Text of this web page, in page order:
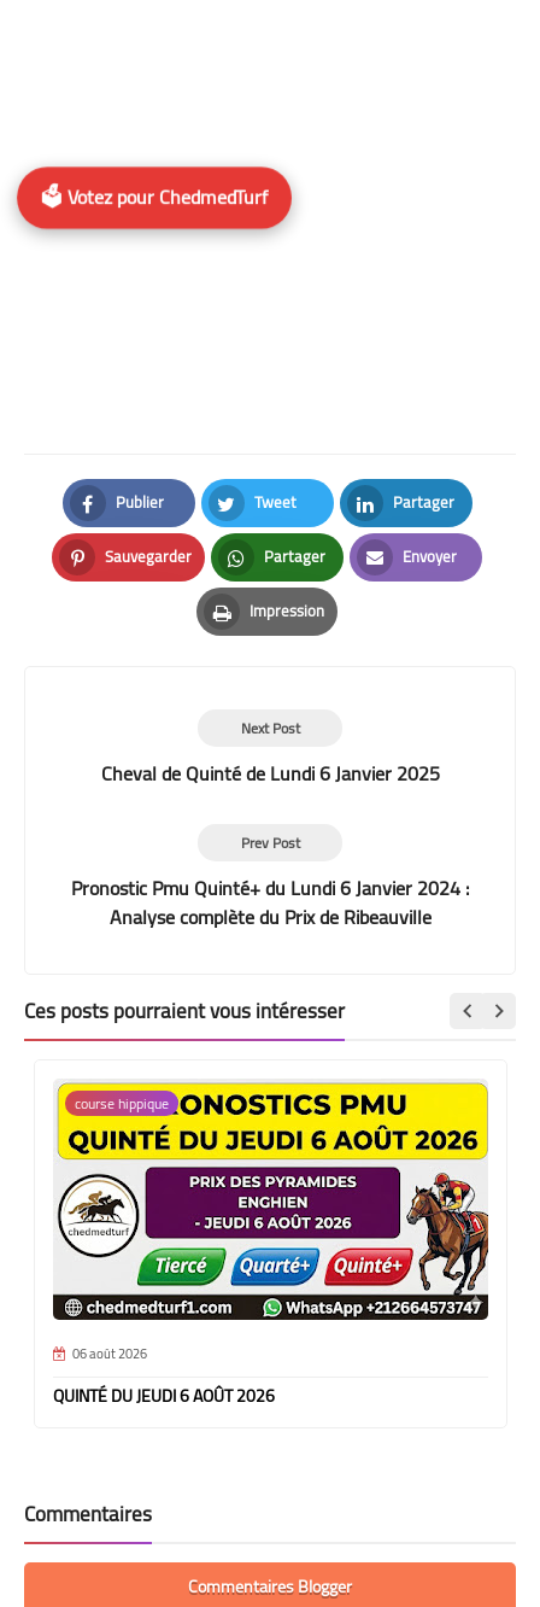
Publier
Facebook
Tweet
Twitter
Partager
LinkedIn
Sauvegarder
Pinterest
Partager
Whatsapp
Envoyer
Email
Impression
Print
Next Post
Cheval de Quinté de Lundi 6 Janvier 2025
Prev Post
Pronostic Pmu Quinté+ du Lundi 6 Janvier 2024 :
Analyse complète du Prix de Ribeauville
Ces posts pourraient vous intéresser
course hippique
06 août 2026
QUINTÉ DU JEUDI 6 AOÛT 2026
Commentaires
Commentaires Blogger
🗳️ Votez pour ChedmedTurf